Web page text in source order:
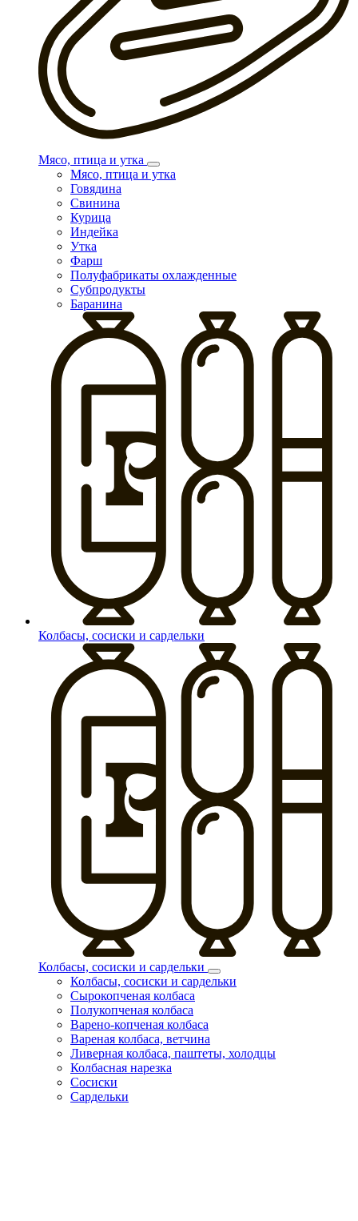
Мясо, птица и утка
Мясо, птица и утка
Говядина
Свинина
Курица
Индейка
Утка
Фарш
Полуфабрикаты охлажденные
Субпродукты
Баранина
Колбасы, сосиски и сардельки
Колбасы, сосиски и сардельки
Колбасы, сосиски и сардельки
Сырокопченая колбаса
Полукопченая колбаса
Варено-копченая колбаса
Вареная колбаса, ветчина
Ливерная колбаса, паштеты, холодцы
Колбасная нарезка
Сосиски
Сардельки